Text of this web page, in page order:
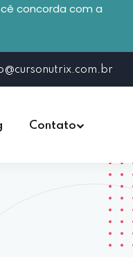
concorda com a
Contato